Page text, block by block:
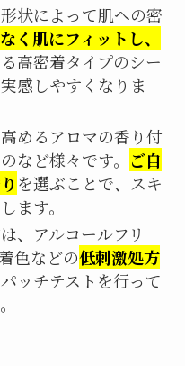
状によって肌への密
く肌にフィットし、
高密着タイプのシー
感しやすくなりま
めるアロマの香り付
など様々です。 ご自
を選ぶことで、スキ
ます。
、アルコールフリ
色などの低刺激処方
ッチテストを行って